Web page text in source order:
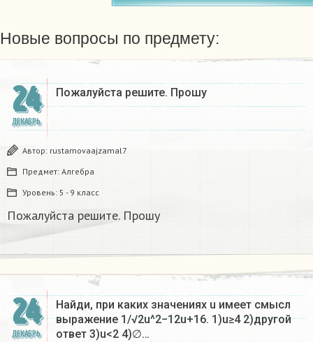
Новые вопросы по предмету:
24
ДЕКАБРЬ
Пожалуйста решите. Прошу
Автор: rustamovaajzamal7
Предмет: Алгебра
Уровень: 5 - 9 класс
Пожалуйста решите. Прошу
24
ДЕКАБРЬ
Найди, при каких значениях u имеет смысл
выражение 1/√2u^2−12u+16. 1)u≥4 2)другой
ответ 3)u<2 4)∅…